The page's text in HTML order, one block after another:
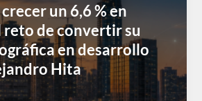
un 6,6 % en
de convertir su
en desarrollo
Hita